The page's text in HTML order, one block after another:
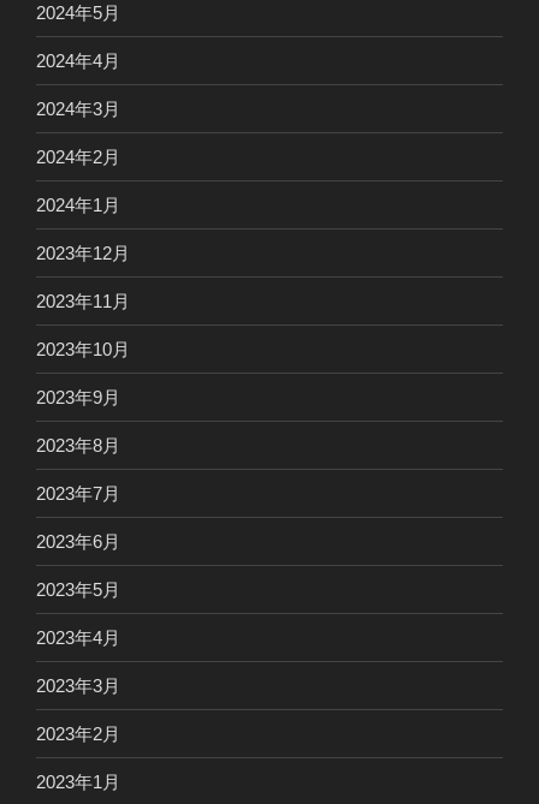
2024年5月
2024年4月
2024年3月
2024年2月
2024年1月
2023年12月
2023年11月
2023年10月
2023年9月
2023年8月
2023年7月
2023年6月
2023年5月
2023年4月
2023年3月
2023年2月
2023年1月